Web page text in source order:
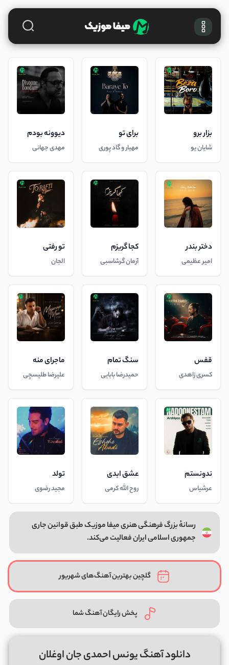
بزار برو
شایان یو
برای تو
مهیار و گاد پوری
دیوونه بودم
مهدی جهانی
دختر بندر
امیر عظیمی
کجا گریزم
آرمان گرشاسبی
تو رفتی
الجان
قفس
کسری زاهدی
سنگ تمام
حمیدرضا بابایی
ماجرای منه
علیرضا طلیسچی
ندونستم
عرشیاس
عشق ابدی
روح الله کرمی
تولد
مجید رضوی
رسانهٔ بزرگ فرهنگی هنری میفا موزیک طبق قوانین جاری
جمهوری اسلامی ایران فعالیت می‌کند.
گلچین بهترین آهنگ‌های شهریور
پخش رایگان آهنگ شما
دانلود آهنگ یونس احمدی جان اوغلان